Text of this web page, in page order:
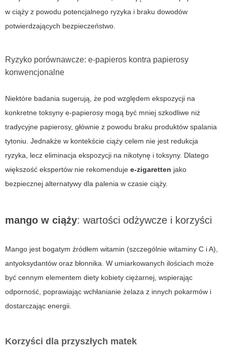
w ciąży z powodu potencjalnego ryzyka i braku dowodów
potwierdzających bezpieczeństwo.
Ryzyko porównawcze: e-papieros kontra papierosy
konwencjonalne
Niektóre badania sugerują, że pod względem ekspozycji na
konkretne toksyny e-papierosy mogą być mniej szkodliwe niż
tradycyjne papierosy, głównie z powodu braku produktów spalania
tytoniu. Jednakże w kontekście ciąży celem nie jest redukcja
ryzyka, lecz eliminacja ekspozycji na nikotynę i toksyny. Dlatego
większość ekspertów nie rekomenduje e-zigaretten jako
bezpiecznej alternatywy dla palenia w czasie ciąży.
mango w ciąży: wartości odżywcze i korzyści
Mango jest bogatym źródłem witamin (szczególnie witaminy C i A),
antyoksydantów oraz błonnika. W umiarkowanych ilościach może
być cennym elementem diety kobiety ciężarnej, wspierając
odporność, poprawiając wchłanianie żelaza z innych pokarmów i
dostarczając energii.
Korzyści dla przyszłych matek